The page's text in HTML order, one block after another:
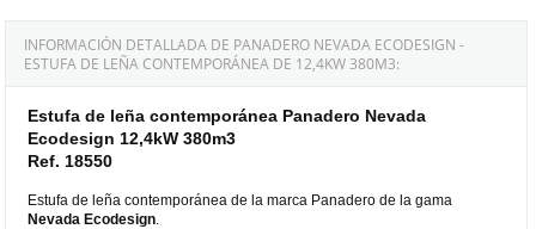
INFORMACIÓN DETALLADA DE PANADERO NEVADA ECODESIGN -
ESTUFA DE LEÑA CONTEMPORÁNEA DE 12,4KW 380M3:
Estufa de leña contemporánea Panadero Nevada
Ecodesign 12,4kW 380m3
Ref. 18550
Estufa de leña contemporánea de la marca Panadero de la gama
Nevada Ecodesign